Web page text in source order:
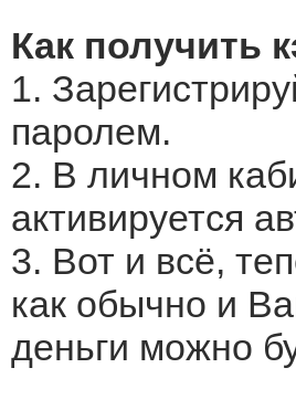
Как получить
1.
паролем.
2. В личном
активируется
3. Вот и всё,
как обычно и
деньги можно